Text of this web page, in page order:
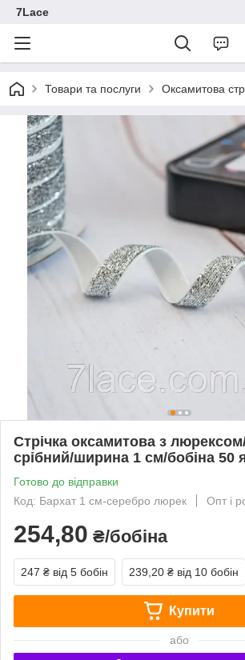
7Lace
Товари та послуги Оксамитова
Стрічка оксамитова з
срібний/ширина 1 см/бобіна 50
Готово до відправки
Код: Бархат 1 см-серебро люрек
Опт і
254,80 ₴/бобіна
247 ₴ від 5 бобін 239,20 ₴ від 10 бобін
Купити
або